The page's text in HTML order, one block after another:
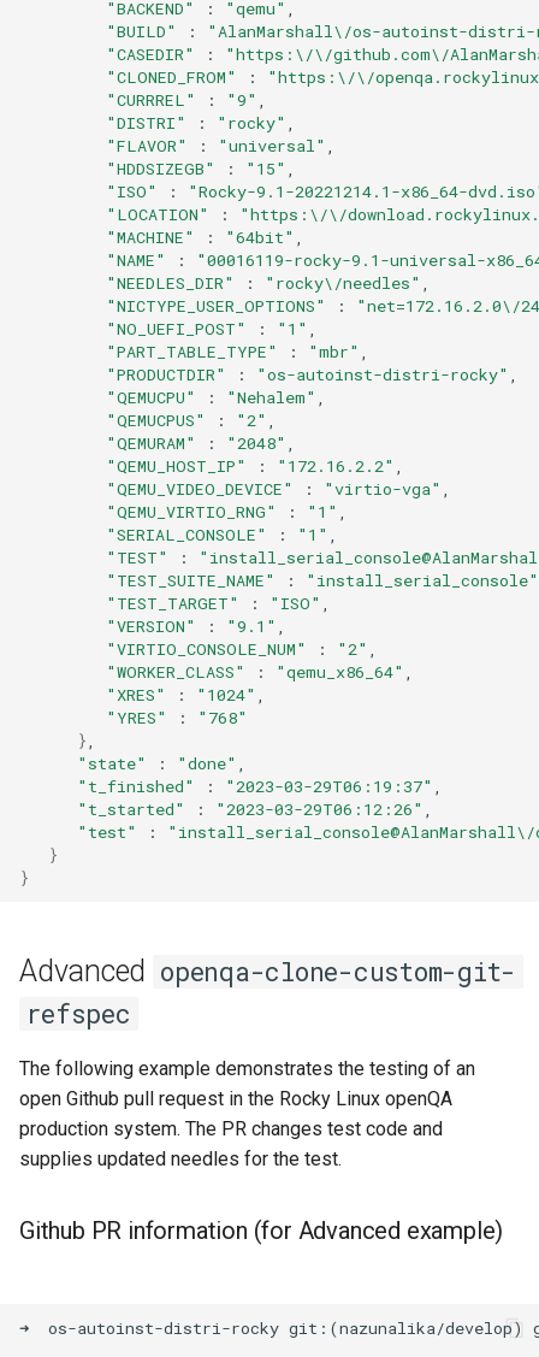
"BACKEND"
: "qemu"
"BUILD"
:
"AlanMarshall\/os-autoinst-distri-
"CASEDIR"
:
"https:\/\/github.com\/
"CLONED_FROM"
:
"https:\/\/
"CURRREL"
: "9"
"DISTRI"
: "rocky"
"FLAVOR"
: "universal"
"HDDSIZEGB"
: "15"
"ISO"
:
"Rocky-9.1-20221214.1-x86_64-
"LOCATION"
:
"https:\/\/
"MACHINE"
: "64bit"
"NAME"
:
"00016119-rocky-9.1-universal-
"NEEDLES_DIR"
: "rocky\/needles"
"NICTYPE_USER_OPTIONS"
:
"net=172.16.2.0\/
"NO_UEFI_POST"
: "1"
"PART_TABLE_TYPE"
: "mbr"
"PRODUCTDIR"
: "os-autoinst-distri-rocky"
"QEMUCPU"
: "Nehalem"
"QEMUCPUS"
: "2"
"QEMURAM"
: "2048"
"QEMU_HOST_IP"
: "172.16.2.2"
"QEMU_VIDEO_DEVICE"
: "virtio-vga"
"QEMU_VIRTIO_RNG"
: "1"
"SERIAL_CONSOLE"
: "1"
"TEST"
:
"TEST_SUITE_NAME"
:
"install_serial_console"
"TEST_TARGET"
: "ISO"
"VERSION"
: "9.1"
"VIRTIO_CONSOLE_NUM"
: "2"
"WORKER_CLASS"
: "qemu_x86_64"
"XRES"
: "1024"
"YRES"
:
"768"
}
"state"
: "done"
"t_finished"
: "2023-03-29T06:19:37"
"t_started"
: "2023-03-29T06:12:26"
"test"
:
}
}
Advanced openqa-clone-custom-git-
refspec
The following example demonstrates the testing of an
open Github pull request in the Rocky Linux openQA
production system. The PR changes test code and
supplies updated needles for the test.
Github PR information (for Advanced example)
➜  os-autoinst-distri-rocky git:(nazunalika/develop)